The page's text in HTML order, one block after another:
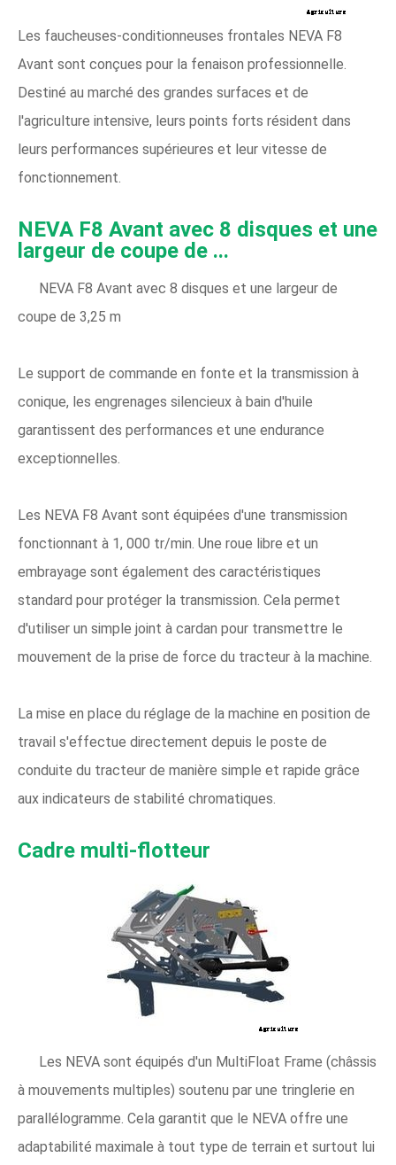
Les faucheuses-conditionneuses frontales NEVA F8
Avant sont conçues pour la fenaison professionnelle.
Destiné au marché des grandes surfaces et de
l'agriculture intensive, leurs points forts résident dans
leurs performances supérieures et leur vitesse de
fonctionnement.
NEVA F8 Avant avec 8 disques et une
largeur de coupe de ...
NEVA F8 Avant avec 8 disques et une largeur de
coupe de 3,25 m
Le support de commande en fonte et la transmission à
conique, les engrenages silencieux à bain d'huile
garantissent des performances et une endurance
exceptionnelles.
Les NEVA F8 Avant sont équipées d'une transmission
fonctionnant à 1, 000 tr/min. Une roue libre et un
embrayage sont également des caractéristiques
standard pour protéger la transmission. Cela permet
d'utiliser un simple joint à cardan pour transmettre le
mouvement de la prise de force du tracteur à la machine.
La mise en place du réglage de la machine en position de
travail s'effectue directement depuis le poste de
conduite du tracteur de manière simple et rapide grâce
aux indicateurs de stabilité chromatiques.
Cadre multi-flotteur
Les NEVA sont équipés d'un MultiFloat Frame (châssis
à mouvements multiples) soutenu par une tringlerie en
parallélogramme. Cela garantit que le NEVA offre une
adaptabilité maximale à tout type de terrain et surtout lui